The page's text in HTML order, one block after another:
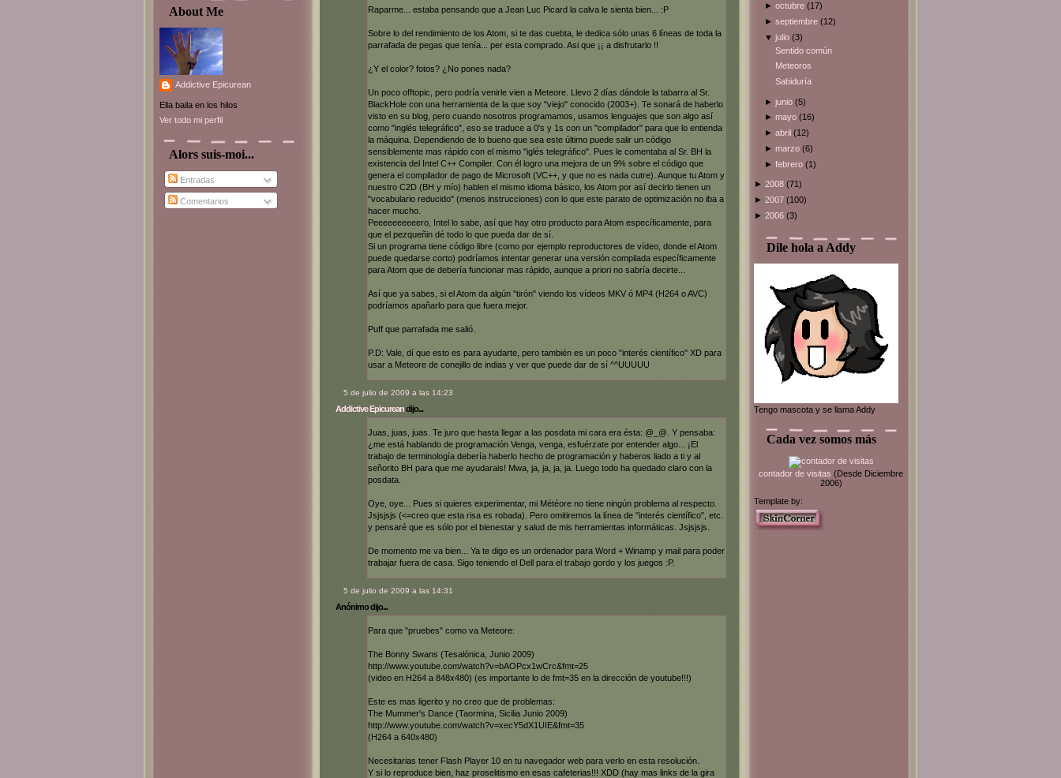
About Me
Addictive Epicurean
Ella baila en los hilos
Ver todo mi perfil
Alors suis-moi...
Entradas
Comentarios
Raparme... estaba pensando que a Jean Luc Picard la calva le sienta bien... :P
Sobre lo del rendimiento de los Atom, si te das cuebta, le dedica sólo unas 6 líneas de toda la
parrafada de pegas que tenía... per esta comprado. Asi que ¡¡ a disfrutarlo !!
¿Y el color? fotos? ¿No pones nada?
Un poco offtopic, pero podría venirle vien a Meteore. Llevo 2 días dándole la tabarra al Sr.
BlackHole con una herramienta de la que soy "viejo" conocido (2003+). Te sonará de haberlo
visto en su blog, pero cuando nosotros programamos, usamos lenguajes que son algo así
como "inglés telegráfico", eso se traduce a 0's y 1s con un "compilador" para que lo entienda
la máquina. Dependiendo de lo bueno que sea este último puede salir un código
sensiblemente mas rápido con el mismo "iglés telegráfico". Pues le comentaba al Sr. BH la
existencia del Intel C++ Compiler. Con él logro una mejora de un 9% sobre el código que
genera el compilador de pago de Microsoft (VC++, y que no es nada cutre). Aunque tu Atom y
nuestro C2D (BH y mío) hablen el mismo idioma básico, los Atom por así decirlo tienen un
"vocabulario reducido" (menos instrucciones) con lo que este parato de optimización no iba a
hacer mucho.
Peeeeeeeeeero, Intel lo sabe, así que hay otro producto para Atom específicamente, para
que el pezqueñin dé todo lo que pueda dar de sí.
Si un programa tiene código libre (como por ejemplo reproductores de vídeo, donde el Atom
puede quedarse corto) podríamos intentar generar una versión compilada específicamente
para Atom que de debería funcionar mas rápido, aunque a priori no sabría decirte...
Así que ya sabes, si el Atom da algún "tirón" viendo los vídeos MKV ó MP4 (H264 o AVC)
podríamos apañarlo para que fuera mejor.
Puff que parrafada me salió.
P.D: Vale, dí que esto es para ayudarte, pero también es un poco "interés científico" XD para
usar a Meteore de conejillo de indias y ver que puede dar de sí ^^UUUUU
5 de julio de 2009 a las 14:23
Addictive Epicureandijo...
Juas, juas, juas. Te juro que hasta llegar a las posdata mi cara era ésta: @_@. Y pensaba:
¿me está hablando de programación Venga, venga, esfuérzate por entender algo... ¡El
trabajo de terminología debería haberlo hecho de programación y haberos liado a ti y al
señorito BH para que me ayudarais! Mwa, ja, ja, ja, ja. Luego todo ha quedado claro con la
posdata.
Oye, oye... Pues si quieres experimentar, mi Météore no tiene ningún problema al respecto.
Jsjsjsjs (<=creo que esta risa es robada). Pero omitiremos la línea de "interés científico", etc.
y pensaré que es sólo por el bienestar y salud de mis herramientas informáticas. Jsjsjsjs.
De momento me va bien... Ya te digo es un ordenador para Word + Winamp y mail para poder
trabajar fuera de casa. Sigo teniendo el Dell para el trabajo gordo y los juegos :P.
5 de julio de 2009 a las 14:31
Anónimo dijo...
Para que "pruebes" como va Meteore:
The Bonny Swans (Tesalónica, Junio 2009)
http://www.youtube.com/watch?v=bAOPcx1wCrc&fmt=25
(video en H264 a 848x480) (es importante lo de fmt=35 en la dirección de youtube!!!)
Este es mas ligerito y no creo que de problemas:
The Mummer's Dance (Taormina, Sicilia Junio 2009)
http://www.youtube.com/watch?v=xecY5dX1UIE&fmt=35
(H264 a 640x480)
Necesitarias tener Flash Player 10 en tu navegador web para verlo en esta resolución.
Y si lo reproduce bien, haz proselitismo en esas cafeterias!!! XDD (hay mas links de la gira
►octubre(17)
►septiembre(12)
▼julio(3)
Sentido común
Meteoros
Sabiduría
►junio(5)
►mayo(16)
►abril(12)
►marzo(6)
►febrero(1)
► 2008 (71)
► 2007 (100)
► 2006 (3)
Dile hola a Addy
Tengo mascota y se llama Addy
Cada vez somos más
contador de visitas (Desde Diciembre
2006)
Template by: